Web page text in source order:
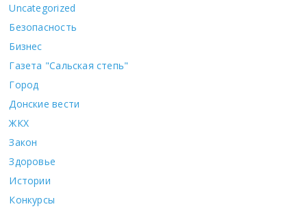
Uncategorized
Безопасность
Бизнес
Газета "Сальская степь"
Город
Донские вести
ЖКХ
Закон
Здоровье
Истории
Конкурсы